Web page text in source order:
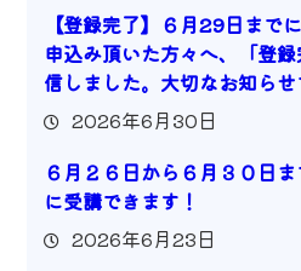
【登録完了】６月29日まで
申込み頂いた方々へ、「登
信しました。大切なお知らせ
2026年6月30日
６月２６日から６月３０日
に受講できます！
2026年6月23日